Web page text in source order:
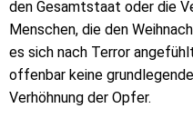
den Gesamtstaat oder die
Menschen, die den
es sich nach Terror
offenbar keine
Verhöhnung der Opfer.